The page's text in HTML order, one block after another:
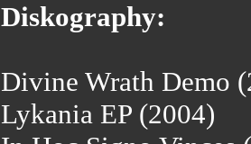
Diskography:
Divine Wrath Demo
Lykania EP (2004)